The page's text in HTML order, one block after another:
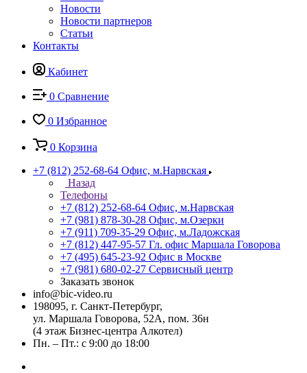
Новости
Новости партнеров
Статьи
Контакты
Кабинет
0 Сравнение
0 Избранное
0 Корзина
+7 (812) 252-68-64 Офис, м.Нарвская
Назад
Телефоны
+7 (812) 252-68-64 Офис, м.Нарвская
+7 (981) 878-30-28 Офис, м.Озерки
+7 (911) 709-35-29 Офис, м.Ладожская
+7 (812) 447-95-57 Гл. офис Маршала Говорова
+7 (495) 645-23-92 Офис в Москве
+7 (981) 680-02-27 Сервисный центр
Заказать звонок
info@bic-video.ru
198095, г. Санкт-Петербург,
ул. Маршала Говорова, 52А, пом. 36н
(4 этаж Бизнес-центра Алкотел)
Пн. – Пт.: с 9:00 до 18:00